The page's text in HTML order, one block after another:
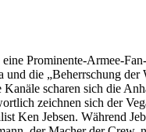
Prominente-Armee-
die „Beherrschung der
scharen sich die
zeichnen sich der
Ken Jebsen. Während